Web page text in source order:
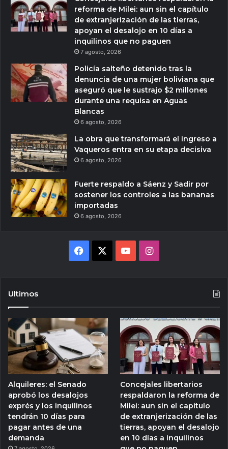
reforma de Milei: aun sin el capítulo
de extranjerización de las tierras,
apoyan el desalojo en 10 días a
inquilinos que no paguen
7 agosto, 2026
Policía salteño detenido tras la
denuncia de una mujer boliviana que
aseguró que le sustrajo $2 millones
durante una requisa en Aguas
Blancas
6 agosto, 2026
La obra que transformará el ingreso a
Vaqueros entra en su etapa decisiva
6 agosto, 2026
Fuerte respaldo a Sáenz y Sadir por
sostener los controles a las bananas
importadas
6 agosto, 2026
Facebook YouTubeInstagram
Ultimos
Alquileres: el Senado
aprobó los desalojos
exprés y los inquilinos
tendrán 10 días para
pagar antes de una
demanda
Concejales libertarios
respaldaron la reforma de
Milei: aun sin el capítulo
de extranjerización de las
tierras, apoyan el desalojo
en 10 días a inquilinos